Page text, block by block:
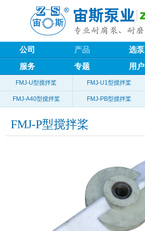
公司 产品 选泵
服务
专题 用户
FMJ-U型搅拌桨 FMJ-U1型搅拌桨
FMJ-A40型搅拌桨 FMJ-PB型搅拌桨
FMJ-P型搅拌桨